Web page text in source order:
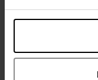
H
HERMES